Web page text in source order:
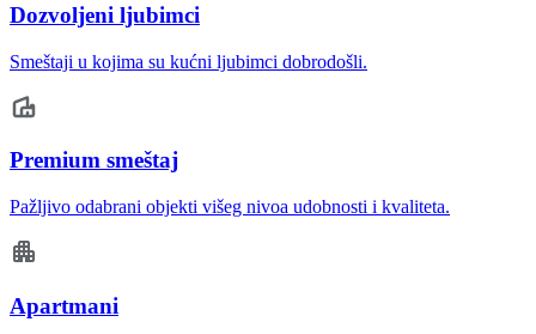
Dozvoljeni ljubimci
Smeštaji u kojima su kućni ljubimci dobrodošli.
Premium smeštaj
Pažljivo odabrani objekti višeg nivoa udobnosti i kvaliteta.
Apartmani